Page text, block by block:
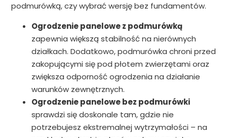
podmurówką, czy wybrać wersję bez fundamentów.
Ogrodzenie panelowe z podmurówką
zapewnia większą stabilność na nierównych
działkach. Dodatkowo, podmurówka chroni przed
zakopującymi się pod płotem zwierzętami oraz
zwiększa odporność ogrodzenia na działanie
warunków zewnętrznych.
Ogrodzenie panelowe bez podmurówki
sprawdzi się doskonale tam, gdzie nie
potrzebujesz ekstremalnej wytrzymałości – na